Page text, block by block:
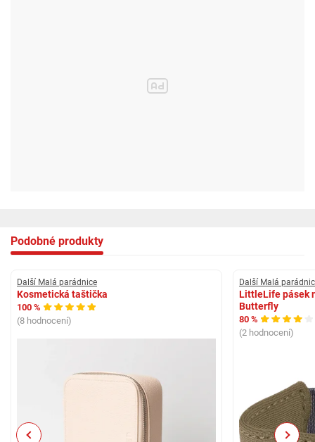
Podobné produkty
Další Malá parádnice
Kosmetická taštička
100 %
(8 hodnocení)
Další Malá
LittleLife pásek
Butterfly
80 %
(2 hodnocení)
Previous Next